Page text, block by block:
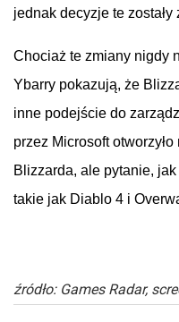
jednak decyzje te zostały
Chociaż te zmiany nigdy
Ybarry pokazują, że
inne podejście do
przez Microsoftotworzyło
Blizzarda, ale pytanie, jak
takie jak Diablo 4 i
źródło: Games Radar,